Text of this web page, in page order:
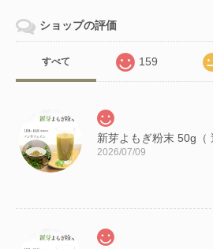
ショップの評価
すべて 159
新芽よもぎ粉末 50g（
2026/07/09